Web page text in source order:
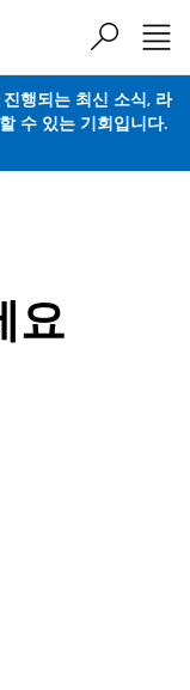
행되는 최신 소식, 라
수 있는 기회입니다.
요